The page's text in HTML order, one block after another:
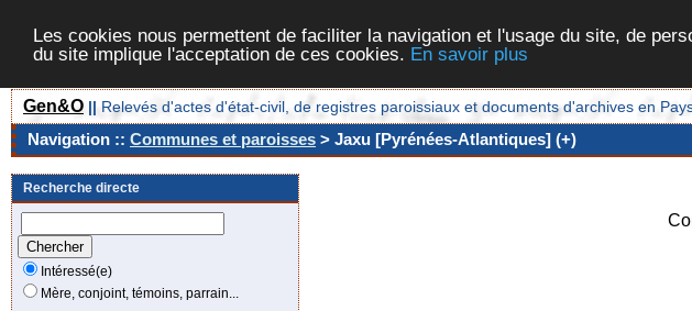
Les cookies nous permettent de faciliter la navigation et l'usage du site, de
du site implique l'acceptation de ces cookies. En savoir plus
Gen&O || Relevés d'actes d'état-civil, de registres paroissiaux et documents d'archives en
Navigation :: Communes et paroisses > Jaxu [Pyrénées-Atlantiques] (+)
Recherche directe
Intéressé(e)
Mère, conjoint, témoins, parrain...